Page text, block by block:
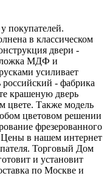
покупателей.
в классическом
двери -
МДФ и
усиливает
- фабрика
крашеную дверь
цвете. Также модель
цветовом решении
фрезерованного
Цены в нашем интернет
Торговый Дом
и установит
по Москве и